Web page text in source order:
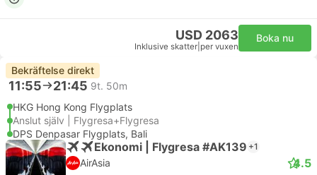
USD 2063
Inklusive skatter per vuxen
Boka nu
Bekräftelse direkt
11:55 21:45 9t. 50m
HKG Hong Kong Flygplats
Anslut själv | Flygresa+Flygresa
DPS Denpasar Flygplats, Bali
Ekonomi | Flygresa #AK139 +1
AirAsia 4.5